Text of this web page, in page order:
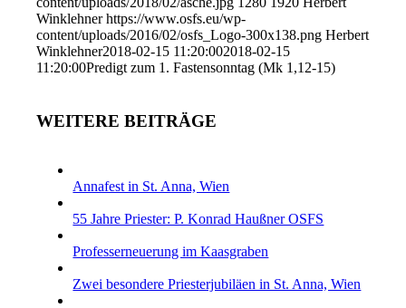
Winklehner https://www.osfs.eu/wp-
content/uploads/2016/02/osfs_Logo-300x138.png Herbert
Winklehner2018-02-15 11:20:002018-02-15
11:20:00Predigt zum 1. Fastensonntag (Mk 1,12-15)
WEITERE BEITRÄGE
Annafest in St. Anna, Wien
55 Jahre Priester: P. Konrad Haußner OSFS
Professerneuerung im Kaasgraben
Zwei besondere Priesterjubiläen in St. Anna, Wien